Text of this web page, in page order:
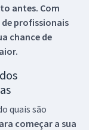
antes. Com
profissionais
chance de
quais são
começar a sua